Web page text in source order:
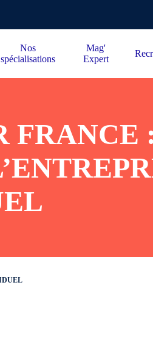
Nos
spécialisations
Mag'
Expert
FRANCE